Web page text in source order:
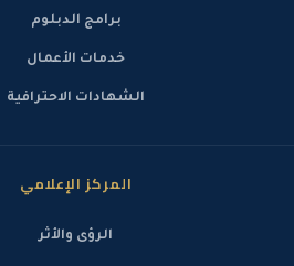
برامج الدبلوم
خدمات الأعمال
الشهادات الاحترافية
المركز الإعلامي
الرؤى والأثر